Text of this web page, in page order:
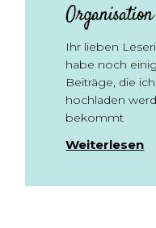
Ihr lieben
habe noch
Beiträge, die
hochladen
bekommt
Weiterlesen